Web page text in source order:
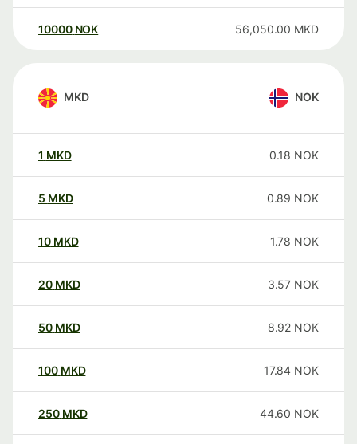
10000 NOK 56,050.00 MKD
MKD NOK
1 MKD 0.18 NOK
5 MKD 0.89 NOK
10 MKD 1.78 NOK
20 MKD 3.57 NOK
50 MKD 8.92 NOK
100 MKD 17.84 NOK
250 MKD 44.60 NOK